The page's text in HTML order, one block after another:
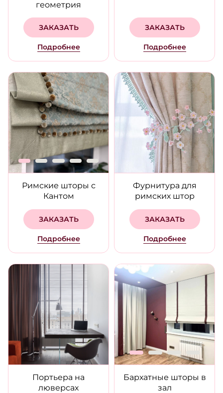
геометрия
ЗАКАЗАТЬ
Подробнее
ЗАКАЗАТЬ
Подробнее
Римские шторы с
Кантом
ЗАКАЗАТЬ
Подробнее
Фурнитура для
римских штор
ЗАКАЗАТЬ
Подробнее
Портьера на
люверсах
Бархатные шторы в
зал